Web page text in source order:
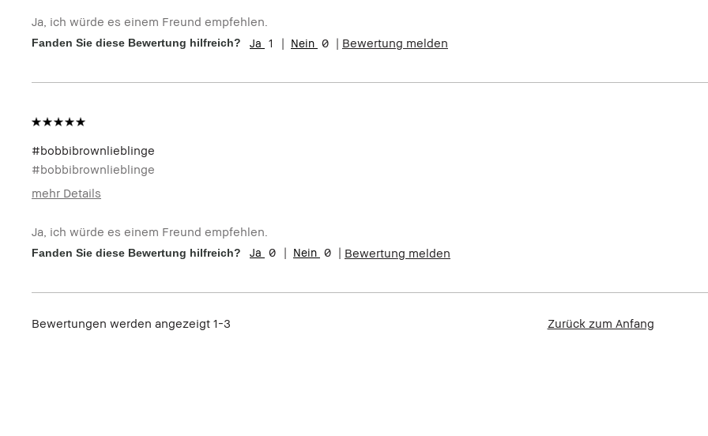
Hauttyp:
Mischhaut
Hautton:
Hell - Mittel
Ja, ich würde es einem Freund empfehlen.
Fanden Sie diese Bewertung hilfreich? 1 0 Bewertung melden
#bobbibrownlieblinge
#bobbibrownlieblinge
mehr Details
Hauttyp:
Mischhaut
Hautbedürfnis(se):
Anti-Aging
Ja, ich würde es einem Freund empfehlen.
Fanden Sie diese Bewertung hilfreich? 0 0 Bewertung melden
Bewertungen werden angezeigt 1-3 Zurück zum Anfang